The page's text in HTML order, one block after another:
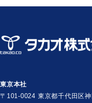
東京本社
〒101-0024 東京都千代田区